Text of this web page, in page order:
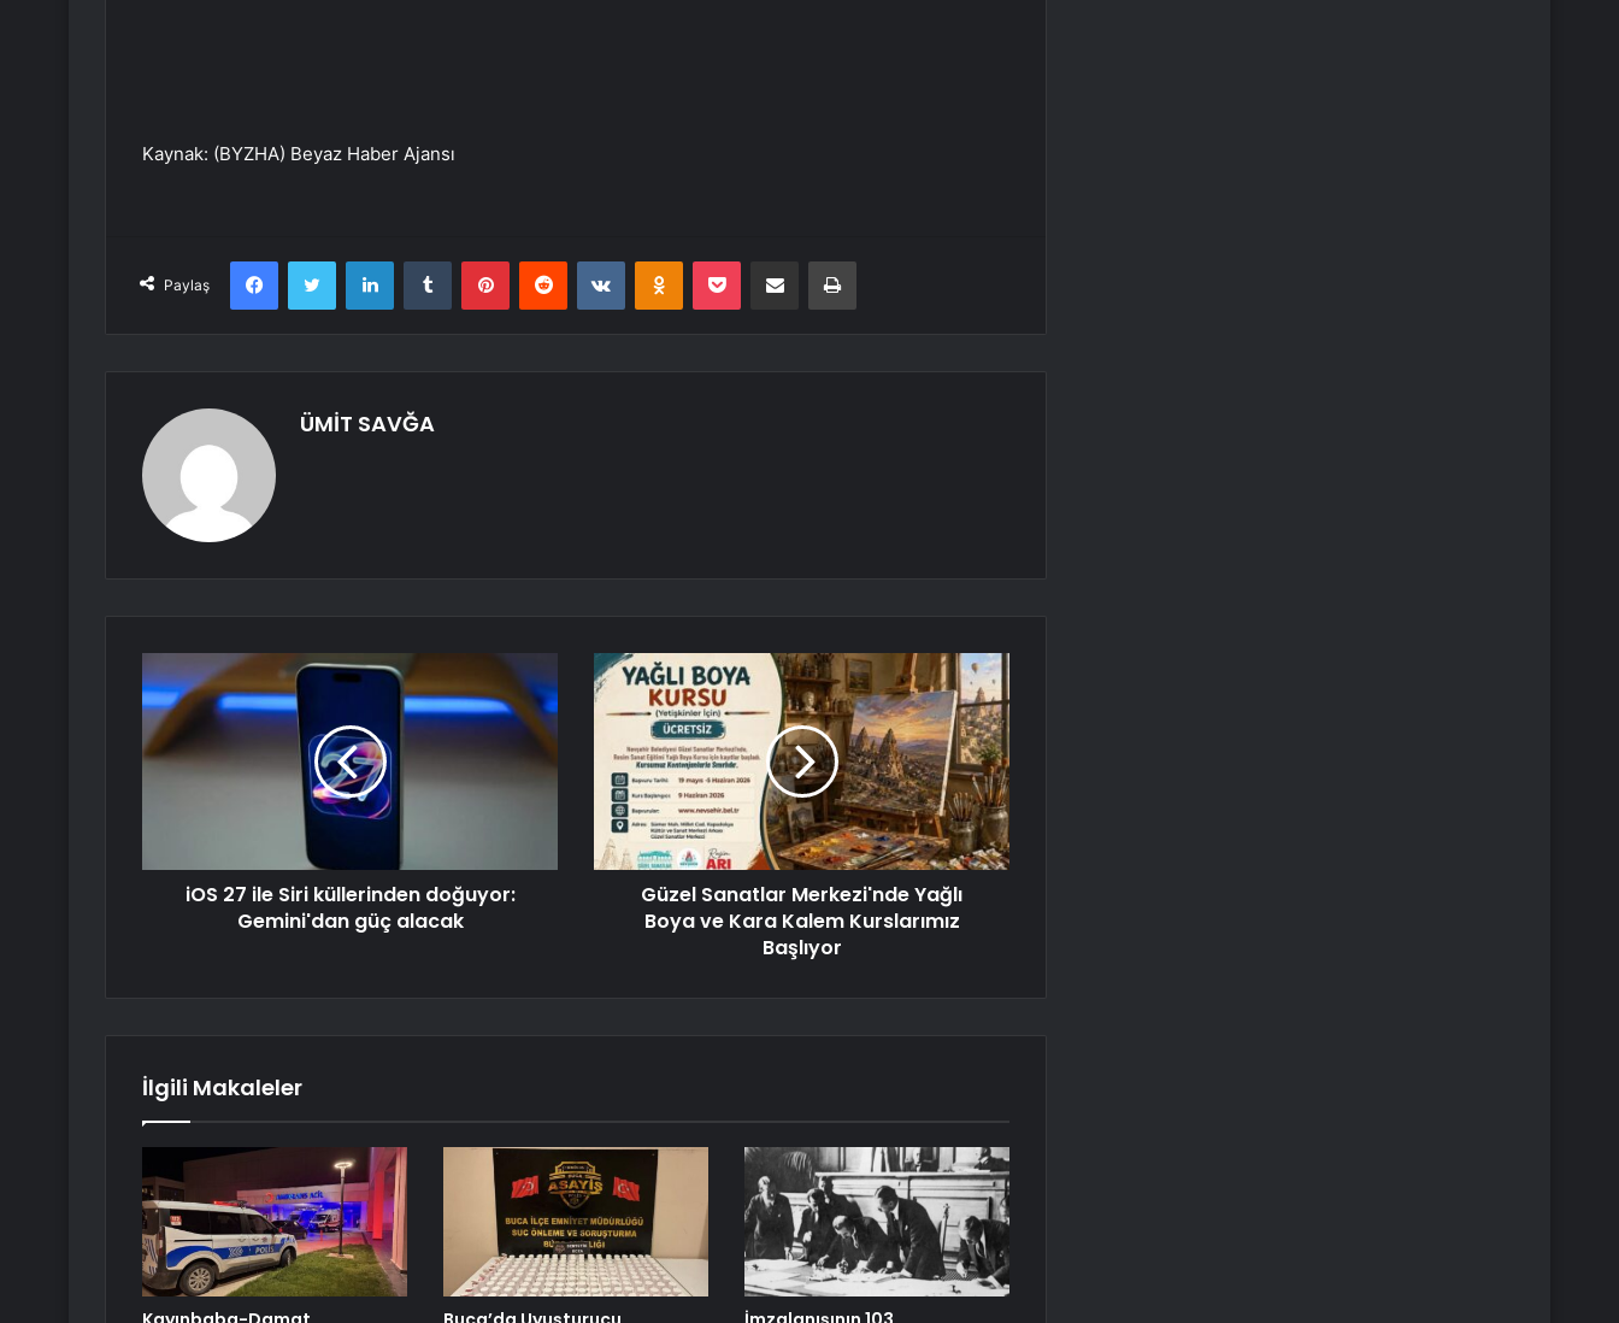
Kaynak: (BYZHA) Beyaz Haber Ajansı
Paylaş
FacebookTwitter LinkedInTumblr PinterestReddit VKontakteOdnoklassniki
Pocket E-Posta ile paylaş Yazdır
ÜMİT SAVĞA
iOS 27 ile Siri küllerinden doğuyor:
Gemini'dan güç alacak
Güzel Sanatlar Merkezi'nde Yağlı
Boya ve Kara Kalem Kurslarımız
Başlıyor
İlgili Makaleler